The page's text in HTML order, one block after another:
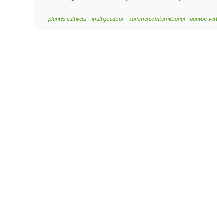
plantes cultivées multiplication commerce international pouvoir vert